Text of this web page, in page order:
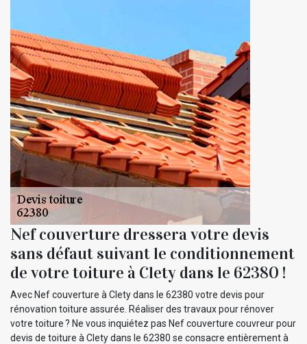
Nef couverture dressera votre devis
sans défaut suivant le conditionnement
de votre toiture à Clety dans le 62380 !
Avec Nef couverture à Clety dans le 62380 votre devis pour
rénovation toiture assurée. Réaliser des travaux pour rénover
votre toiture ? Ne vous inquiétez pas Nef couverture couvreur pour
devis de toiture à Clety dans le 62380 se consacre entièrement à